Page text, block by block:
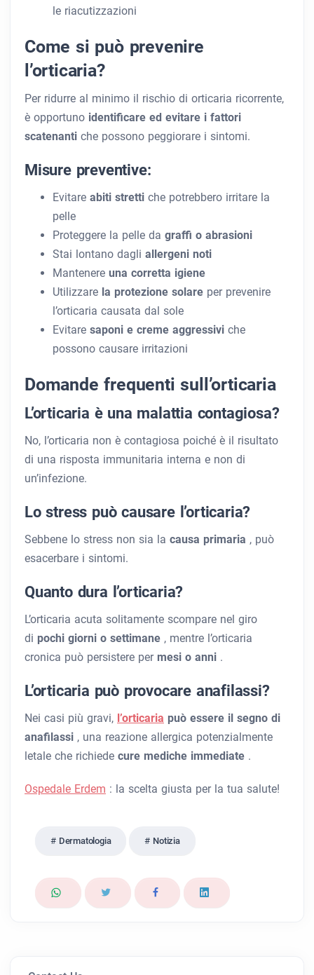
le riacutizzazioni
Come si può prevenire
l’orticaria?
Per ridurre al minimo il rischio di orticaria ricorrente,
è opportuno identificare ed evitare i fattori
scatenanti che possono peggiorare i sintomi.
Misure preventive:
Evitare abiti stretti che potrebbero irritare la
pelle
Proteggere la pelle da graffi o abrasioni
Stai lontano dagli allergeni noti
Mantenere una corretta igiene
Utilizzare la protezione solare per prevenire
l’orticaria causata dal sole
Evitare saponi e creme aggressivi che
possono causare irritazioni
Domande frequenti sull’orticaria
L’orticaria è una malattia contagiosa?
No, l’orticaria non è contagiosa poiché è il risultato
di una risposta immunitaria interna e non di
un’infezione.
Lo stress può causare l’orticaria?
Sebbene lo stress non sia la causa primaria , può
esacerbare i sintomi.
Quanto dura l’orticaria?
L’orticaria acuta solitamente scompare nel giro
di pochi giorni o settimane , mentre l’orticaria
cronica può persistere per mesi o anni .
L’orticaria può provocare anafilassi?
Nei casi più gravi, l’orticaria può essere il segno di
anafilassi , una reazione allergica potenzialmente
letale che richiede cure mediche immediate .
Ospedale Erdem : la scelta giusta per la tua salute!
Dermatologia Notizia